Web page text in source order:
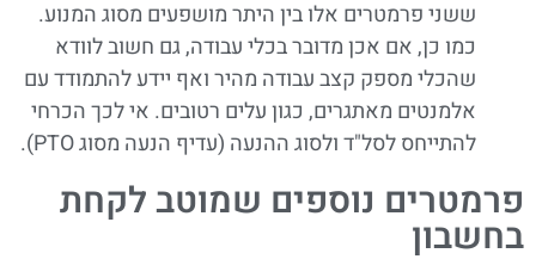
ששני פרמטרים אלו בין היתר מושפעים מסוג המנוע.
כמו כן, אם אכן מדובר בכלי עבודה, גם חשוב לוודא
שהכלי מספק קצב עבודה מהיר ואף יידע להתמודד עם
אלמנטים מאתגרים, כגון עלים רטובים. אי לכך הכרחי
להתייחס לסל"ד ולסוג ההנעה (עדיף הנעה מסוגPTO
).
פרמטרים נוספים שמוטב לקחת
בחשבון